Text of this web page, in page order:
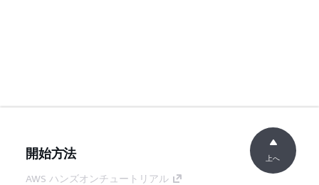
開始方法
AWS ハンズオンチュートリアル
上へ